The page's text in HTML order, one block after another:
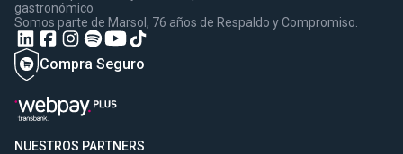
gastronómico
Somos parte de Marsol, 76 años de Respaldo y Compromiso.
Compra Seguro
NUESTROS PARTNERS